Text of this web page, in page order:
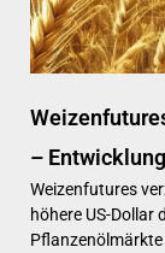
–
Weizenfutures
höhere US-Dollar
Pflanzenölmärkte